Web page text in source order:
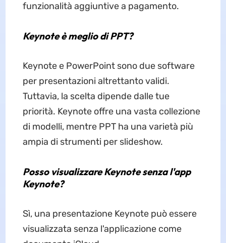
funzionalità aggiuntive a pagamento.
Keynote è meglio di PPT?
Keynote e PowerPoint sono due software
per presentazioni altrettanto validi.
Tuttavia, la scelta dipende dalle tue
priorità. Keynote offre una vasta collezione
di modelli, mentre PPT ha una varietà più
ampia di strumenti per slideshow.
Posso visualizzare Keynote senza l'app
Keynote?
Sì, una presentazione Keynote può essere
visualizzata senza l'applicazione come